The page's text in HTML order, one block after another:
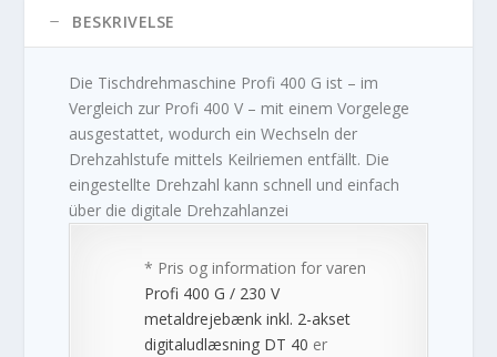
BESKRIVELSE
Die Tischdrehmaschine Profi 400 G ist – im
Vergleich zur Profi 400 V – mit einem Vorgelege
ausgestattet, wodurch ein Wechseln der
Drehzahlstufe mittels Keilriemen entfällt. Die
eingestellte Drehzahl kann schnell und einfach
über die digitale Drehzahlanzei
* Pris og information for varen
Profi 400 G / 230 V
metaldrejebænk inkl. 2-akset
digitaludlæsning DT 40 er